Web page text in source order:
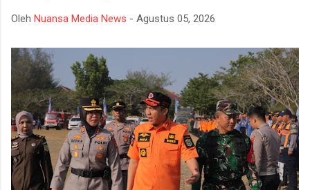
Oleh Nuansa Media News - Agustus 05, 2026